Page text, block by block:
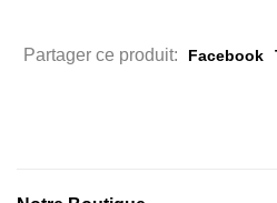
Partager ce produit: Facebook